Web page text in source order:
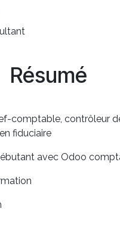
Résumé
comptable, contrôleur
fiduciaire
avec Odoo